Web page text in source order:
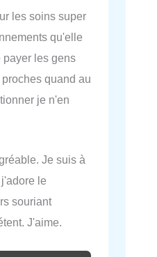
les soins super
qu'elle
payer les gens
quand au
je n'en
Je suis à
le
souriant
J'aime.